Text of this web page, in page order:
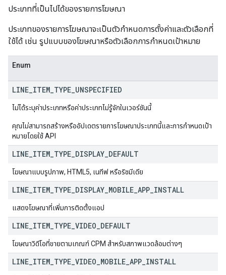
ประเภทที่เป็นไปได้ของรายการโฆษณา
ประเภทของรายการโฆษณาจะเป็นตัวกำหนดการตั้งค่าและตัวเลือกที่
ใช้ได้ เช่น รูปแบบของโฆษณาหรือตัวเลือกการกำหนดเป้าหมาย
Enum
LINE ITEM TYPE UNSPECIFIED
ไม่ได้ระบุค่าประเภทหรือค่าประเภทไม่รู้จักในเวอร์ชันนี้
คุณไม่สามารถสร้างหรืออัปเดตรายการโฆษณาประเภทนี้และการกำหนดเป้า
หมายโดยใช้ API
LINE ITEM TYPE DISPLAY DEFAULT
โฆษณาแบบรูปภาพ, HTML5, เนทีฟ หรือริชมีเดีย
LINE ITEM TYPE DISPLAY MOBILE APP INSTALL
แสดงโฆษณาที่เพิ่มการติดตั้งแอป
LINE ITEM TYPE VIDEO DEFAULT
โฆษณาวิดีโอที่ขายตามเกณฑ์ CPM สำหรับสภาพแวดล้อมต่างๆ
LINE ITEM TYPE VIDEO MOBILE APP INSTALL